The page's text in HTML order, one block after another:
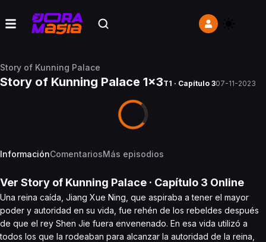
Story of Kunning Palace
Story of Kunning Palace 1x3T1 · Capítulo 307-11-2023
InformaciónComentariosMás episodios
Ver Story of Kunning Palace · Capítulo 3 Online
Una reina caída, Jiang Xue Ning, que aspiraba a tener el mayor
poder y autoridad en su vida, fue rehén de los rebeldes después
de que el rey Shen Jie fuera envenenado. En esa vida utilizó a
todos los que la rodeaban para alcanzar la autoridad de la reina,